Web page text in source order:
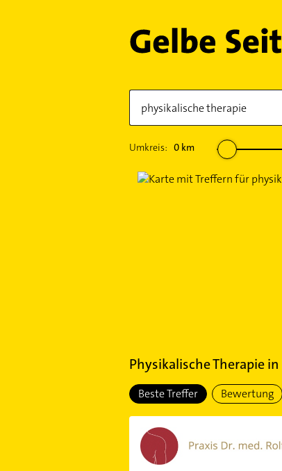
Umkreis: 0km
Physikalische Therapiein
Beste Treffer Bewertung